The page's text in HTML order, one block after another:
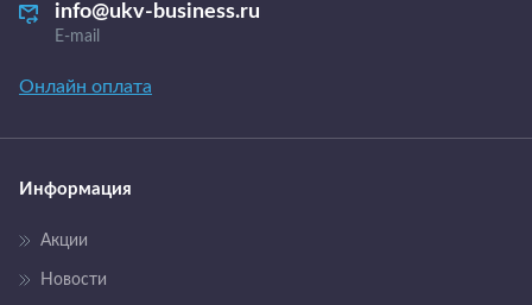
info@ukv-business.ru
E-mail
Онлайн оплата
Информация
Акции
Новости